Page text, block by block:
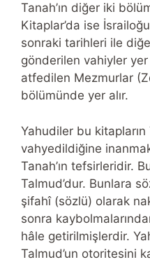
Tanah’ın diğer iki
Kitaplar’da ise
sonraki tarihleri ile
gönderilen vahiyler yer
atfedilen Mezmurlar
bölümünde yer alır.
Yahudiler bu kitapların
vahyedildiğine
Tanah’ın tefsirleridir.
Talmud’dur. Bunlara
şifahî (sözlü) olarak
sonra
hâle getirilmişlerdir.
Talmud’un otoritesini